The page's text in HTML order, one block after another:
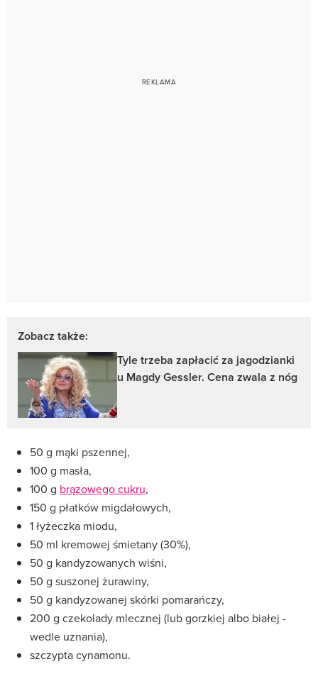
Zobacz także:
Tyle trzeba zapłacić za jagodzianki
u Magdy Gessler. Cena zwala z nóg
50 g mąki pszennej,
100 g masła,
100 g brązowego cukru,
150 g płatków migdałowych,
1 łyżeczka miodu,
50 ml kremowej śmietany (30%),
50 g kandyzowanych wiśni,
50 g suszonej żurawiny,
50 g kandyzowanej skórki pomarańczy,
200 g czekolady mlecznej (lub gorzkiej albo białej -
wedle uznania),
szczypta cynamonu.